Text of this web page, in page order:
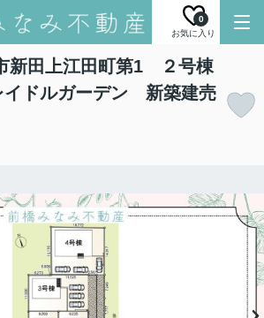
お気に入り
0
新田上江田町第1 ２号棟
ドルガーデン 新築建売